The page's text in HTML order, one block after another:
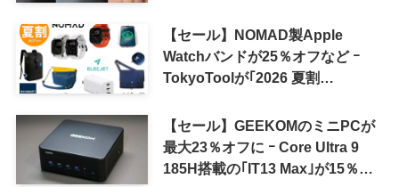
【セール】NOMAD製Apple
Watchバンドが25％オフなど ｰ
TokyoToolが｢2026 夏割
【セール】GEEKOMのミニPCが
最大23％オフに ｰ Core Ultra 9
185H搭載の｢IT13 Max｣が15％オ